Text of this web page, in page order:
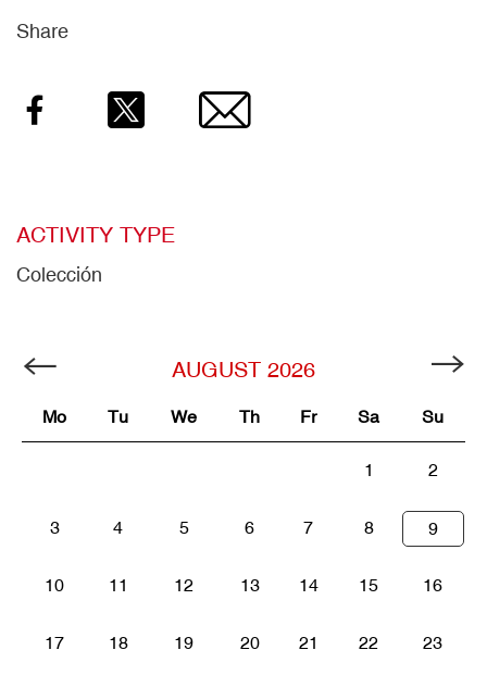
Share
Facebook Twitter Email
ACTIVITY TYPE
Colección
AUGUST 2026
Mo Tu We Th Fr Sa Su
1 2
3 4 5 6 7 8 9
10 11 12 13 14 15 16
17 18 19 20 21 22 23